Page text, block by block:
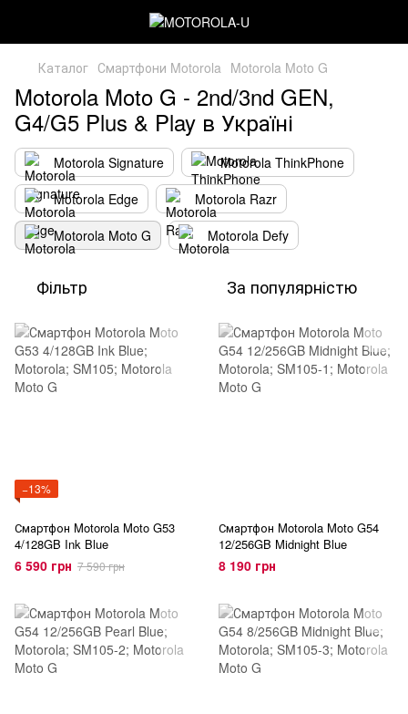
Каталог Смартфони Motorola Motorola Moto G
Motorola Moto G - 2nd/3nd GEN,
G4/G5 Plus & Play в Україні
Motorola Signature
Motorola ThinkPhone
Motorola Edge
Motorola Razr
Motorola Moto G
Motorola Defy
Фільтр За популярністю
−13%
Смартфон Motorola Moto G53
4/128GB Ink Blue
6 590 грн 7 590 грн
Смартфон Motorola Moto G54
12/256GB Midnight Blue
8 190 грн